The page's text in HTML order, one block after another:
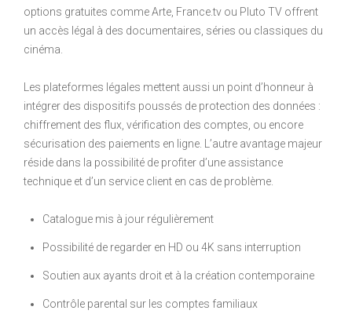
options gratuites comme Arte, France.tv ou Pluto TV offrent
un accès légal à des documentaires, séries ou classiques du
cinéma.
Les plateformes légales mettent aussi un point d’honneur à
intégrer des dispositifs poussés de protection des données :
chiffrement des flux, vérification des comptes, ou encore
sécurisation des paiements en ligne. L’autre avantage majeur
réside dans la possibilité de profiter d’une assistance
technique et d’un service client en cas de problème.
Catalogue mis à jour régulièrement
Possibilité de regarder en HD ou 4K sans interruption
Soutien aux ayants droit et à la création contemporaine
Contrôle parental sur les comptes familiaux